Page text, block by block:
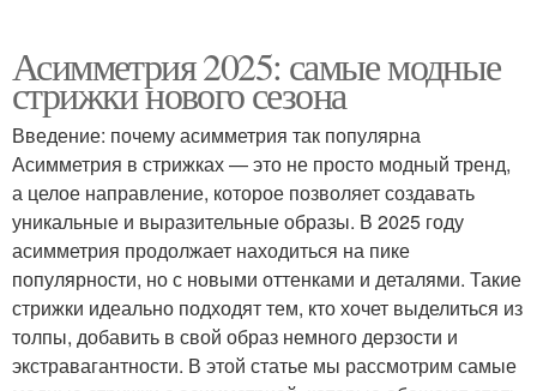
Асимметрия 2025: самые модные
стрижки нового сезона
Введение: почему асимметрия так популярна
Асимметрия в стрижках — это не просто модный тренд,
а целое направление, которое позволяет создавать
уникальные и выразительные образы. В 2025 году
асимметрия продолжает находиться на пике
популярности, но с новыми оттенками и деталями. Такие
стрижки идеально подходят тем, кто хочет выделиться из
толпы, добавить в свой образ немного дерзости и
экстравагантности. В этой статье мы рассмотрим самые